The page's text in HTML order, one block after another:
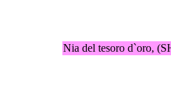
Nia del tesoro d`oro,